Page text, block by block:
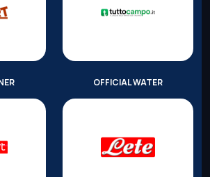
OFFICIAL WATER